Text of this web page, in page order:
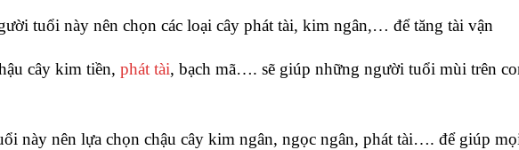
tuổi này nên chọn các loại cây phát tài, kim ngân,… để tăng tài vận
cây kim tiền, phát tài, bạch mã…. sẽ giúp những người tuổi mùi trên
này nên lựa chọn chậu cây kim ngân, ngọc ngân, phát tài…. để giúp